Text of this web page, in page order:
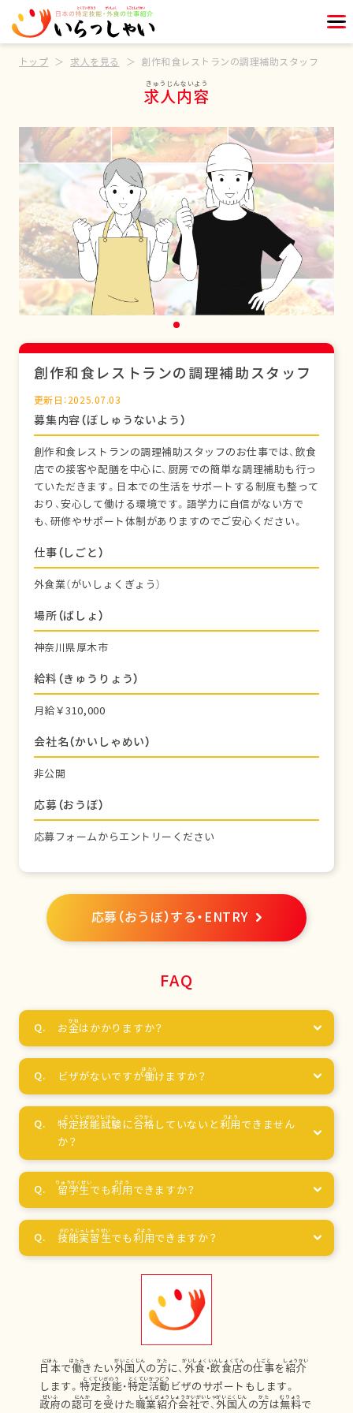
トップ 求人を見る 創作和食レストランの調理補助スタッフ
求人内容
創作和食レストランの調理補助スタッフ
更新日：2025.07.03
募集内容（ぼしゅうないよう）
創作和食レストランの調理補助スタッフのお仕事では、飲食
店での接客や配膳を中心に、厨房での簡単な調理補助も行っ
ていただきます。日本での生活をサポートする制度も整って
おり、安心して働ける環境です。語学力に自信がない方で
も、研修やサポート体制がありますのでご安心ください。
仕事（しごと）
外食業（がいしょくぎょう）
場所（ばしょ）
神奈川県厚木市
給料（きゅうりょう）
月給￥310,000
会社名（かいしゃめい）
非公開
応募（おうぼ）
応募フォームからエントリーください
応募（おうぼ）する・ENTRY
FAQ
お金はかかりますか？
ビザがないですが働けますか？
特定技能試験に合格 していないと利用 できません
か？
留学生でも利用 できますか？
技能実習生でも利用できますか？
日本で働きたい外国人の方に、 外食 ・飲食店の仕事を紹介
します。特定技能・特定活動 ビザのサポートもします。
政府の認可を受けた職業紹介会社で、 外国人の方は無料で